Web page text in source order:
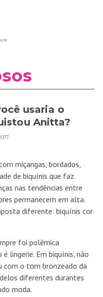
usaria o
Anitta?
miçangas, bordados,
de biquínis que faz
nas tendências entre
permanecem em alta.
diferente: biquínis cor
foi polêmica
lingerie. Em biquínis, não
com o tom bronzeado da
diferentes durantes
moda.